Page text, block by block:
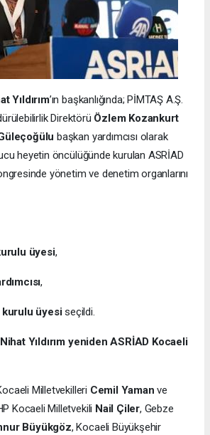
Yıldırım’ın başkanlığında; PİMTAŞ A.Ş.
Direktörü Özlem Kozankurt
başkan yardımcısı olarak
heyetin öncülüğünde kurulan ASRİAD
yönetim ve denetim organlarını
üyesi,
,
üyesiseçildi.
Nihat Yıldırım yeniden ASRİAD Kocaeli
Milletvekilleri Cemil Yaman ve
Kocaeli Milletvekili Nail Çiler, Gebze
Büyükgöz, Kocaeli Büyükşehir